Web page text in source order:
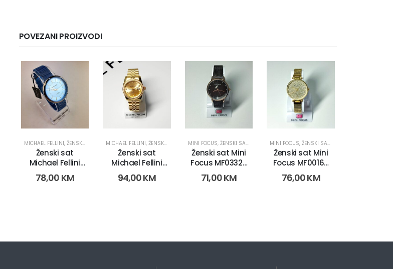
POVEZANI PROIZVODI
MICHAEL FELLINI, ŽENSKI SATOVI
Ženski sat
Michael Fellini
2181 (2705)
78,00 KM
MICHAEL FELLINI,ŽENSKI SATOVI
Ženski sat
Michael Fellini
2222 (3012)
94,00KM
MINI FOCUS, ŽENSKI SATOVI
Ženski sat Mini
Focus MF0332L.
(2753)
71,00KM
MINI FOCUS,ŽENSKI SATOVI
Ženski sat Mini
Focus MF0016L.
(9187-2)
76,00KM